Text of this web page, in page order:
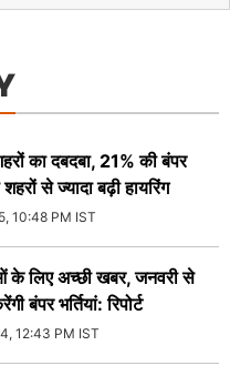
का दबदबा, 21% की बंपर
से ज्यादा बढ़ी हायरिंग
10:48 PM IST
के लिए अच्छी खबर, जनवरी से
बंपर भर्तियां: रिपोर्ट
12:43 PM IST